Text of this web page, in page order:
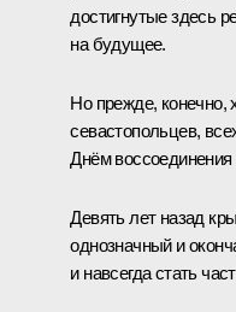
достигнутые здесь
на будущее.
Но прежде, конечно,
севастопольцев,
Днём
Девять лет назад
однозначный и
и навсегда стать